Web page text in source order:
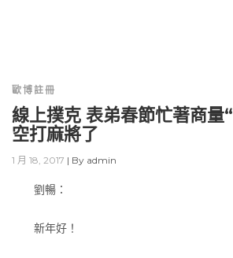
歐博註冊
線上撲克 表弟春節忙著商量
空打麻將了
1 月 18, 2017 | By admin
劉暢：
新年好！